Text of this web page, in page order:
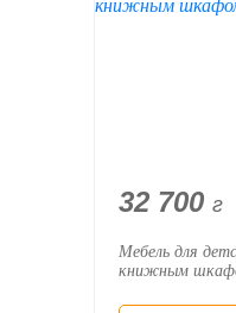
32 700 г
Мебель для
книжным